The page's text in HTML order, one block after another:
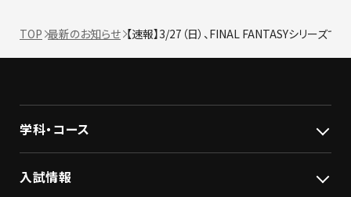
TOP 最新のお知らせ 【速報】3/27（日）、FINAL FANTASYシリーズ
学科・コース
入試情報